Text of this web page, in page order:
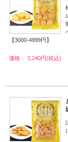
【3000-4999円】
価格： 3,240円(税込)